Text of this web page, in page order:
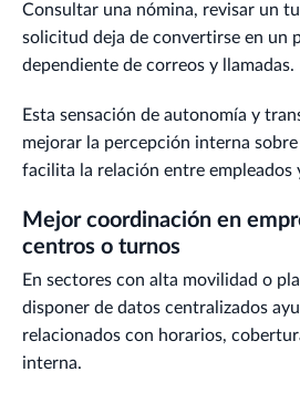
Consultar una nómina, revisar un
solicitud deja de convertirse en un
dependiente de correos y llamadas.
Esta sensación de autonomía y
mejorar la percepción interna
facilita la relación entre empleados
Mejor coordinación en
centros o turnos
En sectores con alta movilidad o
disponer de datos centralizados
relacionados con horarios,
interna.